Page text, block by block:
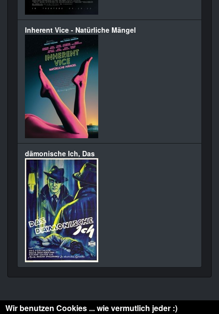
Inherent Vice - Natürliche Mängel
dämonische Ich, Das
Wir benutzen Cookies ... wie vermutlich jeder :)